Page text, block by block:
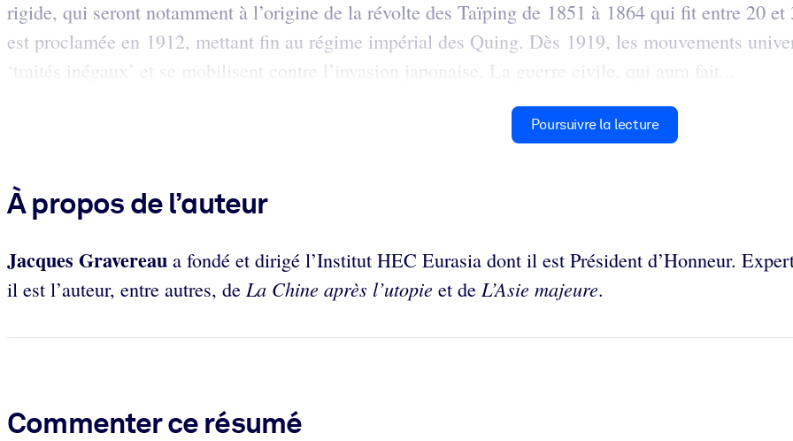
rigide, qui seront notamment à l’origine de la révolte des Taïping de 1851 à 1864 qui fit entre 20
est proclamée en 1912, mettant fin au régime impérial des Quing. Dès 1919, les mouvements
‘traités inégaux’ et se mobilisent contre l’invasion japonaise. La guerre civile, qui aura fait...
Poursuivre la lecture
À propos de l’auteur
Jacques Gravereau a fondé et dirigé l’Institut HEC Eurasia dont il est Président d’Honneur.
il est l’auteur, entre autres, de La Chine après l’utopie et de L’Asie majeure.
Commenter ce résumé